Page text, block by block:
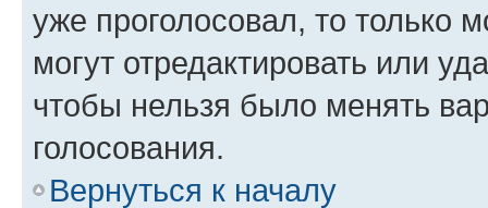
уже проголосовал, то только
могут отредактировать или
чтобы нельзя было менять
голосования.
Вернуться к началу